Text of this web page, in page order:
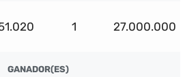
1 27.000.000
GANADOR(ES)